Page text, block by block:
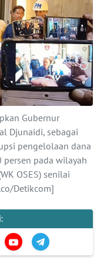
Gubernur
Djunaidi, sebagai
pengelolaan dana
persen pada wilayah
OSES) senilai
Detikcom]